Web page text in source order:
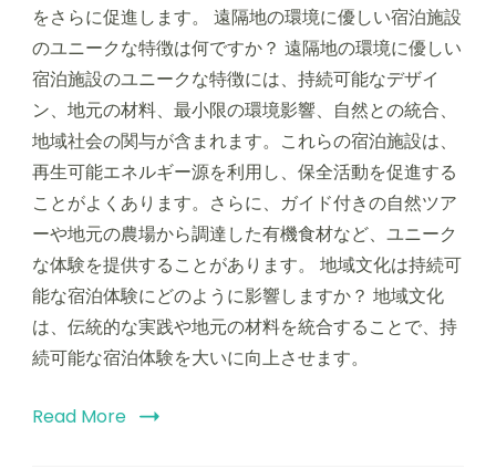
をさらに促進します。 遠隔地の環境に優しい宿泊施設
のユニークな特徴は何ですか？ 遠隔地の環境に優しい
宿泊施設のユニークな特徴には、持続可能なデザイ
ン、地元の材料、最小限の環境影響、自然との統合、
地域社会の関与が含まれます。これらの宿泊施設は、
再生可能エネルギー源を利用し、保全活動を促進する
ことがよくあります。さらに、ガイド付きの自然ツア
ーや地元の農場から調達した有機食材など、ユニーク
な体験を提供することがあります。 地域文化は持続可
能な宿泊体験にどのように影響しますか？ 地域文化
は、伝統的な実践や地元の材料を統合することで、持
続可能な宿泊体験を大いに向上させます。
Read More